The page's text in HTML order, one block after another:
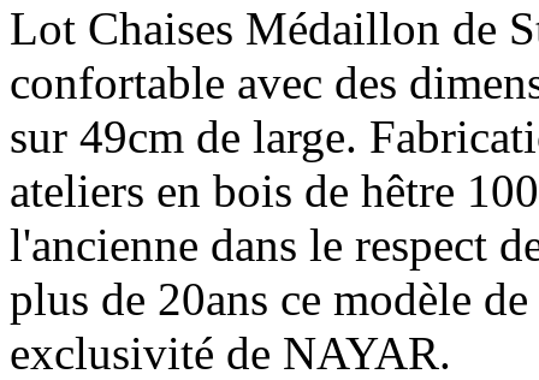
Lot Chaises Médaillon de
confortable avec des
sur 49cm de large.
ateliers en bois de hêtre
l'ancienne dans le respect
plus de 20ans ce modèle
exclusivité de NAYAR.